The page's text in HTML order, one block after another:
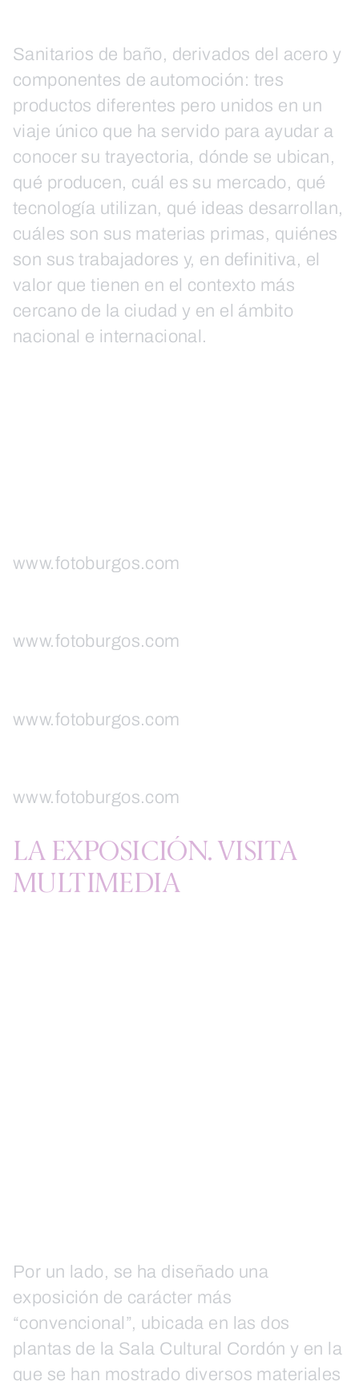
Sanitarios de baño, derivados del acero y
componentes de automoción: tres
productos diferentes pero unidos en un
viaje único que ha servido para ayudar a
conocer su trayectoria, dónde se ubican,
qué producen, cuál es su mercado, qué
tecnología utilizan, qué ideas desarrollan,
cuáles son sus materias primas, quiénes
son sus trabajadores y, en definitiva, el
valor que tienen en el contexto más
cercano de la ciudad y en el ámbito
nacional e internacional.
www.fotoburgos.com
www.fotoburgos.com
www.fotoburgos.com
www.fotoburgos.com
LA EXPOSICIÓN. VISITA
MULTIMEDIA
Por un lado, se ha diseñado una
exposición de carácter más
“convencional”, ubicada en las dos
plantas de la Sala Cultural Cordón y en la
que se han mostrado diversos materiales